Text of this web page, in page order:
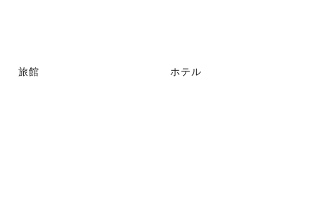
旅館 ホテル